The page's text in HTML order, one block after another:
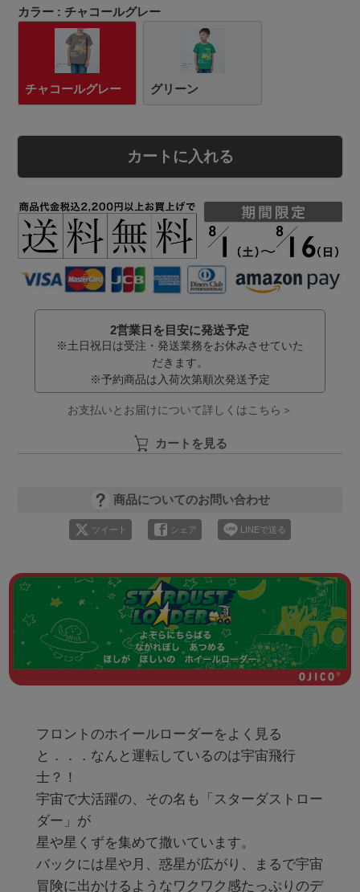
カラー チャコールグレー
チャコールグレー グリーン
カートに入れる
2営業日を目安に発送予定
※土日祝日は受注・発送業務をお休みさせていた
だきます。
※予約商品は入荷次第順次発送予定
お支払いとお届けについて詳しくはこちら＞
カートを見る
商品についてのお問い合わせ
ツイート シェア LINEで送る
フロントのホイールローダーをよく見る
と．．．なんと運転しているのは宇宙飛行
士？！
宇宙で大活躍の、その名も「スターダストロー
ダー」が
星や星くずを集めて撒いています。
バックには星や月、惑星が広がり、まるで宇宙
冒険に出かけるようなワクワク感たっぷりのデ